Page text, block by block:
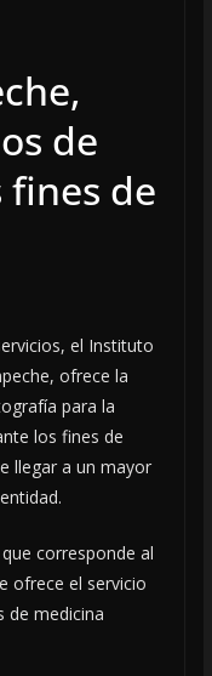
de
de
el Instituto
ofrece la
para la
los fines de
llegar a un mayor
corresponde al
ofrece el servicio
de medicina